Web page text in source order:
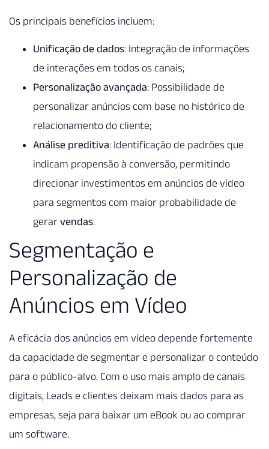
Os principais benefícios incluem:
Unificação de dados: Integração de informações
de interações em todos os canais;
Personalização avançada: Possibilidade de
personalizar anúncios com base no histórico de
relacionamento do cliente;
Análise preditiva: Identificação de padrões que
indicam propensão à conversão, permitindo
direcionar investimentos em anúncios de vídeo
para segmentos com maior probabilidade de
gerar vendas.
Segmentação e
Personalização de
Anúncios em Vídeo
A eficácia dos anúncios em vídeo depende fortemente
da capacidade de segmentar e personalizar o conteúdo
para o público-alvo. Com o uso mais amplo de canais
digitais, Leads e clientes deixam mais dados para as
empresas, seja para baixar um eBook ou ao comprar
um software.